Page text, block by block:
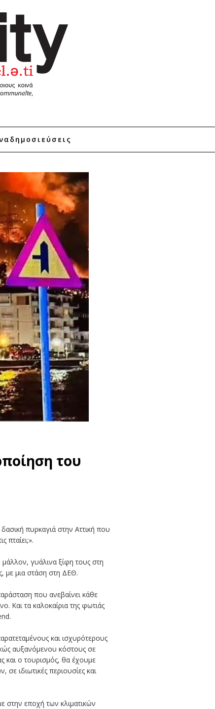
του
πυρκαγιά στην Αττική που
πταίει;».
γυάλινα ξίφη τους στη
με μια στάση στη ΔΕΘ.
που ανεβαίνει κάθε
Και τα καλοκαίρια της φωτιάς
και ισχυρότερους
αυξανόμενου κόστους σε
και ο τουρισμός, θα έχουμε
ιδιωτικές περιουσίες και
στην εποχή των κλιματικών